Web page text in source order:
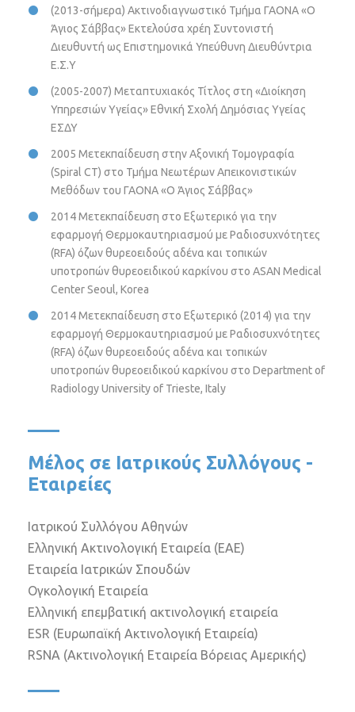
(2013-σήμερα) Ακτινοδιαγνωστικό Τμήμα ΓΑΟΝΑ «Ο
Άγιος Σάββας» Εκτελούσα χρέη Συντονιστή
Διευθυντή ως Επιστημονικά Υπεύθυνη Διευθύντρια
Ε.Σ.Υ
(2005-2007) Μεταπτυχιακός Τίτλος στη «Διοίκηση
Υπηρεσιών Υγείας» Εθνική Σχολή Δημόσιας Υγείας
ΕΣΔΥ
2005 Μετεκπαίδευση στην Αξονική Τομογραφία
(Spiral CT) στο Τμήμα Νεωτέρων Απεικονιστικών
Μεθόδων του ΓΑΟΝΑ «Ο Άγιος Σάββας»
2014 Μετεκπαίδευση στο Εξωτερικό για την
εφαρμογή Θερμοκαυτηριασμού με Ραδιοσυχνότητες
(RFA) όζων θυρεοειδούς αδένα και τοπικών
υποτροπών θυρεοειδικού καρκίνου στο ASAN Medical
Center Seoul, Korea
2014 Μετεκπαίδευση στο Εξωτερικό (2014) για την
εφαρμογή Θερμοκαυτηριασμού με Ραδιοσυχνότητες
(RFA) όζων θυρεοειδούς αδένα και τοπικών
υποτροπών θυρεοειδικού καρκίνου στο Department of
Radiology University of Trieste, Italy
Μέλος σε Ιατρικούς Συλλόγους -
Εταιρείες
Ιατρικού Συλλόγου Αθηνών
Ελληνική Ακτινολογική Εταιρεία (ΕΑΕ)
Εταιρεία Ιατρικών Σπουδών
Ογκολογική Εταιρεία
Ελληνική επεμβατική ακτινολογική εταιρεία
ESR (Ευρωπαϊκή Ακτινολογική Εταιρεία)
RSNA (Ακτινολογική Εταιρεία Βόρειας Αμερικής)